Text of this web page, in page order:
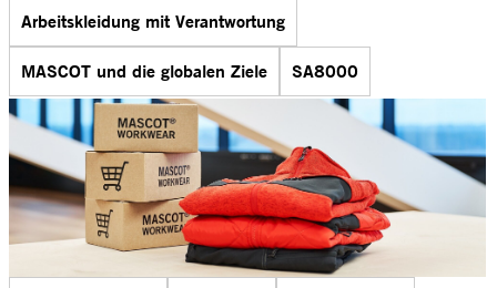
Arbeitskleidung mit Verantwortung
MASCOT und die globalen Ziele SA8000